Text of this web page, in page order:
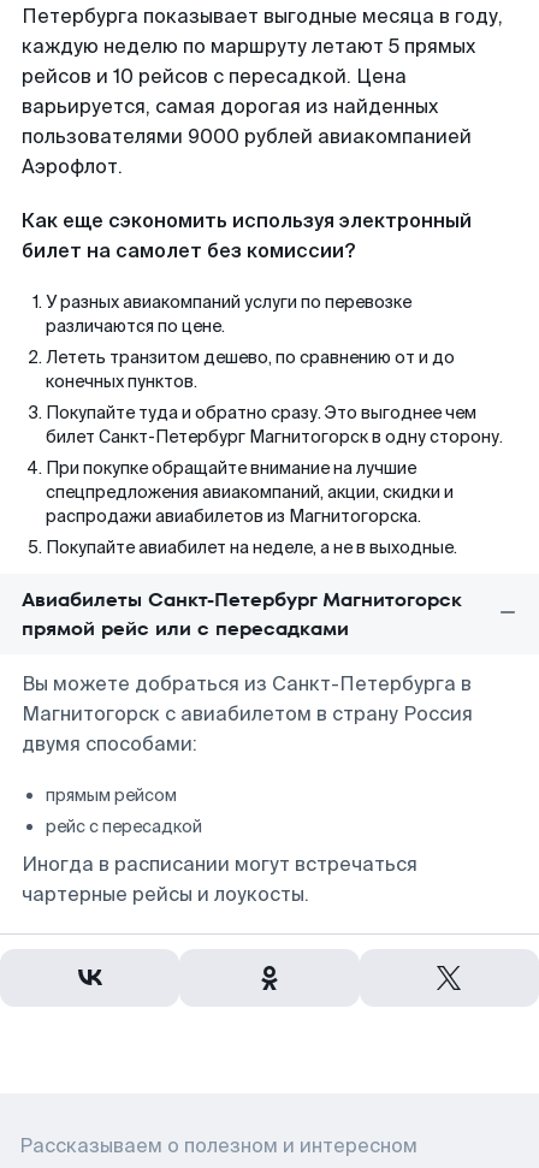
Петербурга показывает выгодные месяца в году,
каждую неделю по маршруту летают 5 прямых
рейсов и 10 рейсов с пересадкой. Цена
варьируется, самая дорогая из найденных
пользователями 9000 рублей авиакомпанией
Аэрофлот.
Как еще сэкономить используя электронный
билет на самолет без комиссии?
У разных авиакомпаний услуги по перевозке
различаются по цене.
Лететь транзитом дешево, по сравнению от и до
конечных пунктов.
Покупайте туда и обратно сразу. Это выгоднее чем
билет Санкт-Петербург Магнитогорск в одну сторону.
При покупке обращайте внимание на лучшие
спецпредложения авиакомпаний, акции, скидки и
распродажи авиабилетов из Магнитогорска.
Покупайте авиабилет на неделе, а не в выходные.
Авиабилеты Санкт-Петербург Магнитогорск
прямой рейс или с пересадками
Вы можете добраться из Санкт-Петербурга в
Магнитогорск с авиабилетом в страну Россия
двумя способами:
прямым рейсом
рейс с пересадкой
Иногда в расписании могут встречаться
чартерные рейсы и лоукосты.
Рассказываем о полезном и интересном